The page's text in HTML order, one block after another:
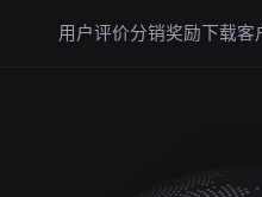
用户评价分销奖励下载客